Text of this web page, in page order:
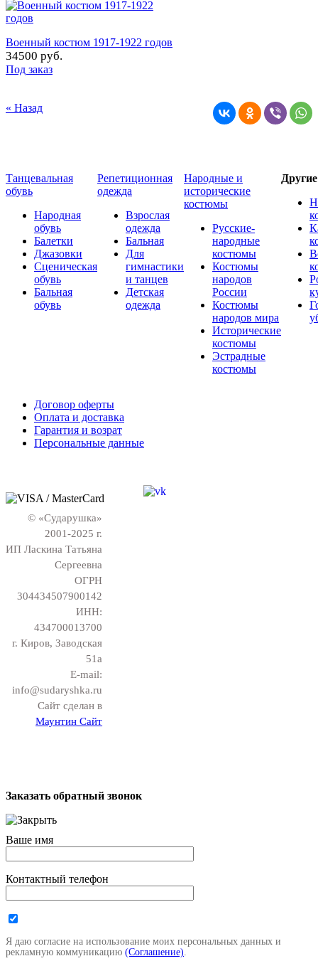
Военный костюм 1917-1922 годов
34500 руб.
Под заказ
« Назад
Танцевальная
обувь
Народная
обувь
Балетки
Джазовки
Сценическая
обувь
Бальная
обувь
Репетиционная
одежда
Взрослая
одежда
Бальная
Для
гимнастики
и танцев
Детская
одежда
Народные и
исторические
костюмы
Русские-
народные
костюмы
Костюмы
народов
России
Костюмы
народов мира
Исторические
костюмы
Эстрадные
костюмы
Договор оферты
Оплата и доставка
Гарантия и возрат
Персональные данные
© «Сударушка»
2001-2025 г.
ИП Ласкина Татьяна
Сергеевна
ОГРН
304434507900142
ИНН:
434700013700
г. Киров, Заводская
51а
E-mail:
info@sudaryshka.ru
Сайт сделан в
Маунтин Сайт
Заказать обратный звонок
Ваше имя
Контактный телефон
Я даю согласие на использование моих персональных данных и
рекламную коммуникацию (Соглашение)